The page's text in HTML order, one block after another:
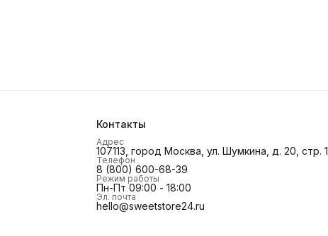
Контакты
Адрес
107113, город Москва, ул. Шумкина, д. 20, стр. 1
Телефон
8 (800) 600-68-39
Режим работы
Пн-Пт 09:00 - 18:00
Эл. почта
hello@sweetstore24.ru